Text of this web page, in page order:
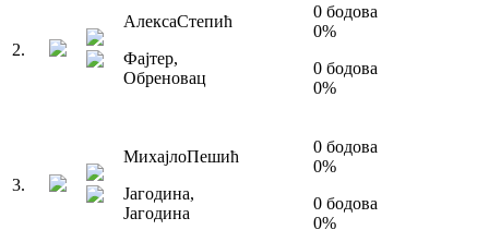
2.
АлексаСтепић
Фајтер,
Обреновац
0 бодова
0%
0 бодова
0%
3.
МихајлоПешић
Јагодина,
Јагодина
0 бодова
0%
0 бодова
0%